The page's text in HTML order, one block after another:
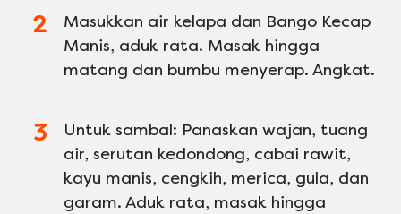
Masukkan air kelapa dan Bango Kecap
Manis, aduk rata. Masak hingga
matang dan bumbu menyerap. Angkat.
Untuk sambal: Panaskan wajan, tuang
air, serutan kedondong, cabai rawit,
kayu manis, cengkih, merica, gula, dan
garam. Aduk rata, masak hingga